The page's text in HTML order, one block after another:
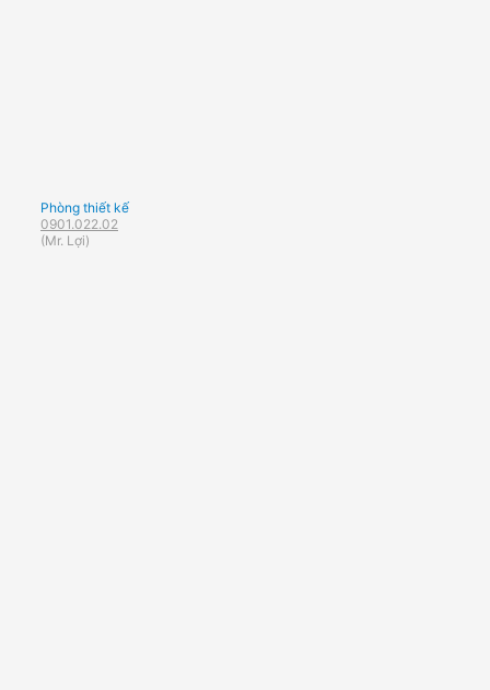
Phòng thiết kế
0901.022.02
(Mr. Lợi)